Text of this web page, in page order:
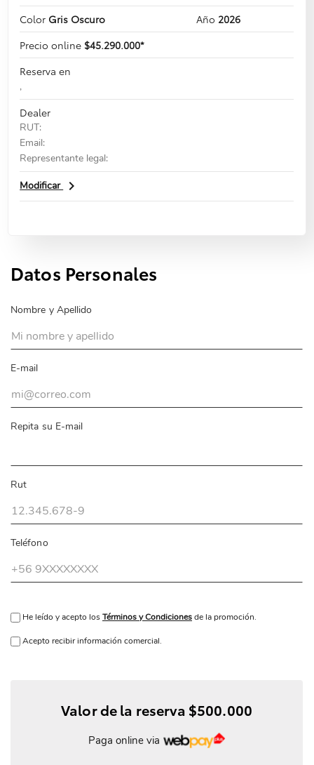
Color Gris Oscuro Año 2026
Precio online $45.290.000*
Reserva en
,
Dealer
RUT:
Email:
Representante legal:
Modificarnavigate_next
Datos Personales
Nombre y Apellido
E-mail
Repita su E-mail
Rut
Teléfono
He leído y acepto losTérminos y Condicionesde la promoción.
Acepto recibir información comercial.
Valor de la reserva $500.000
Paga online via